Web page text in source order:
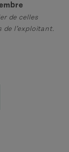
de celles
de l’exploitant.